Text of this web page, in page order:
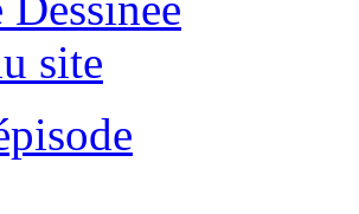
site